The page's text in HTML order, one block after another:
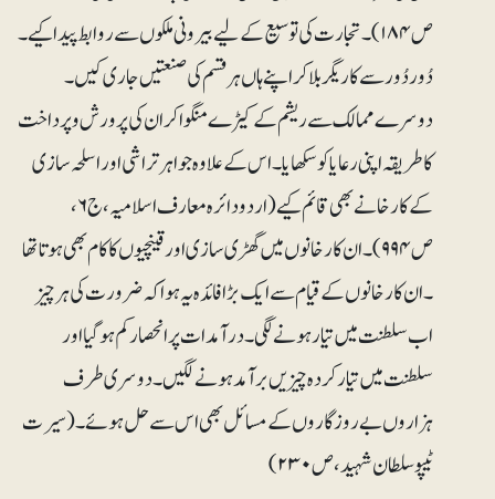
ص۱۸۴)۔ تجارت کی توسیع کے لیے بیرونی ملکوں سے روابط پیدا کیے۔
دُور دُور سے کاریگر بلا کر اپنے ہاں ہر قسم کی صنعتیں جاری کیں۔
دوسرے ممالک سے ریشم کے کیڑے منگوا کر ان کی پرورش و پرداخت
کا طریقہ اپنی رعایا کو سکھایا۔ اس کے علاوہ جواہر تراشی اور اسلحہ سازی
کے کارخانے بھی قائم کیے (اردو دائرہ معارف اسلامیہ، ج۶،
ص ۹۹۴)۔ ان کارخانوں میں گھڑی سازی اور قینچیوں کا کام بھی ہوتا تھا
۔ ان کارخانوں کے قیام سے ایک بڑا فائدہ یہ ہوا کہ ضرورت کی ہر چیز
اب سلطنت میں تیار ہونے لگی۔ درآمدات پر انحصار کم ہوگیا اور
سلطنت میں تیار کردہ چیزیں برآمد ہونے لگیں۔ دوسری طرف
ہزاروں بے روزگاروں کے مسائل بھی اس سے حل ہوئے۔(سیرت
ٹیپو سلطان شہید،ص ۲۳۰)